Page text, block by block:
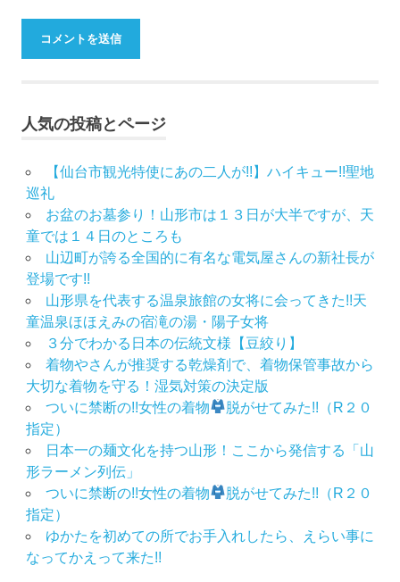
人気の投稿とページ
【仙台市観光特使にあの二人が!!】ハイキュー!!聖地
巡礼
お盆のお墓参り！山形市は１３日が大半ですが、天
童では１４日のところも
山辺町が誇る全国的に有名な電気屋さんの新社長が
登場です!!
山形県を代表する温泉旅館の女将に会ってきた!!天
童温泉ほほえみの宿滝の湯・陽子女将
３分でわかる日本の伝統文様【豆絞り】
着物やさんが推奨する乾燥剤で、着物保管事故から
大切な着物を守る！湿気対策の決定版
ついに禁断の!!女性の着物
脱がせてみた!!（R２０
指定）
日本一の麺文化を持つ山形！ここから発信する「山
形ラーメン列伝」
ついに禁断の!!女性の着物
脱がせてみた!!（R２０
指定）
ゆかたを初めての所でお手入れしたら、えらい事に
なってかえって来た!!